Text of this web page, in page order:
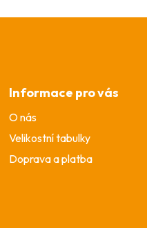
Informace pro vás
O nás
Velikostní tabulky
Doprava a platba